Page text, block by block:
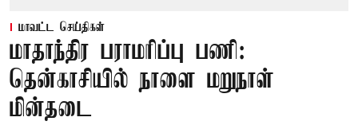
மாவட்ட செய்திகள்
மாதாந்திர பராமரிப்பு பணி:
தென்காசியில் நாளை மறுநாள்
மின்தடை